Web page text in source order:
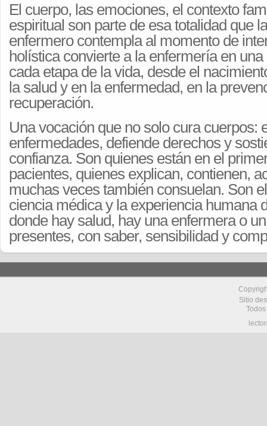
El cuerpo, las emociones, el contexto
espiritual son parte de esa totalidad que
enfermero contempla al momento de
holística convierte a la enfermería en
cada etapa de la vida, desde el
la salud y en la enfermedad, en la
recuperación.
Una vocación que no solo cura cuerpos:
enfermedades, defiende derechos y
confianza. Son quienes están en el
pacientes, quienes explican, contienen,
muchas veces también consuelan. Son
ciencia médica y la experiencia humana
donde hay salud, hay una enfermera o
presentes, con saber, sensibilidad y
Sitio